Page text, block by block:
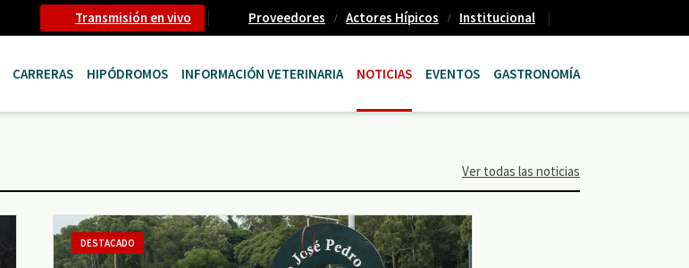
Transmisión en vivo Proveedores Actores Hípicos Institucional
CARRERAS HIPÓDROMOS INFORMACIÓN VETERINARIA NOTICIAS EVENTOS GASTRONOMÍA
Ver todas las noticias
DESTACADO